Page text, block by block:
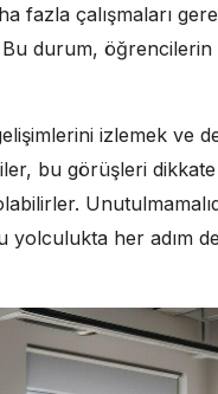
fazla çalışmaları
durum,
izlemek ve
bu görüşleri
yolculukta her adım